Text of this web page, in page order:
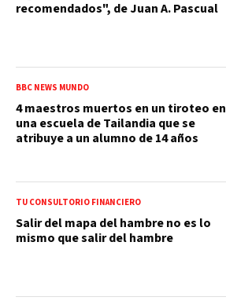
recomendados", de Juan A. Pascual
BBC NEWS MUNDO
4 maestros muertos en un tiroteo en
una escuela de Tailandia que se
atribuye a un alumno de 14 años
TU CONSULTORIO FINANCIERO
Salir del mapa del hambre no es lo
mismo que salir del hambre